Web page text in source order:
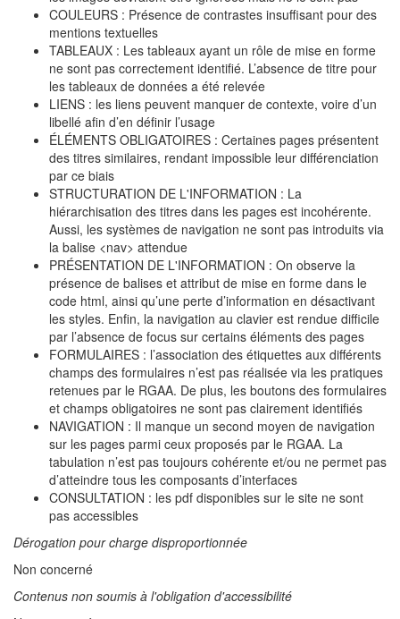
COULEURS : Présence de contrastes insuffisant pour des
mentions textuelles
TABLEAUX : Les tableaux ayant un rôle de mise en forme
ne sont pas correctement identifié. L’absence de titre pour
les tableaux de données a été relevée
LIENS : les liens peuvent manquer de contexte, voire d’un
libellé afin d’en définir l’usage
ÉLÉMENTS OBLIGATOIRES : Certaines pages présentent
des titres similaires, rendant impossible leur différenciation
par ce biais
STRUCTURATION DE L'INFORMATION : La
hiérarchisation des titres dans les pages est incohérente.
Aussi, les systèmes de navigation ne sont pas introduits via
la balise <nav> attendue
PRÉSENTATION DE L'INFORMATION : On observe la
présence de balises et attribut de mise en forme dans le
code html, ainsi qu’une perte d’information en désactivant
les styles. Enfin, la navigation au clavier est rendue difficile
par l’absence de focus sur certains éléments des pages
FORMULAIRES : l’association des étiquettes aux différents
champs des formulaires n’est pas réalisée via les pratiques
retenues par le RGAA. De plus, les boutons des formulaires
et champs obligatoires ne sont pas clairement identifiés
NAVIGATION : Il manque un second moyen de navigation
sur les pages parmi ceux proposés par le RGAA. La
tabulation n’est pas toujours cohérente et/ou ne permet pas
d’atteindre tous les composants d’interfaces
CONSULTATION : les pdf disponibles sur le site ne sont
pas accessibles
Dérogation pour charge disproportionnée
Non concerné
Contenus non soumis à l'obligation d'accessibilité